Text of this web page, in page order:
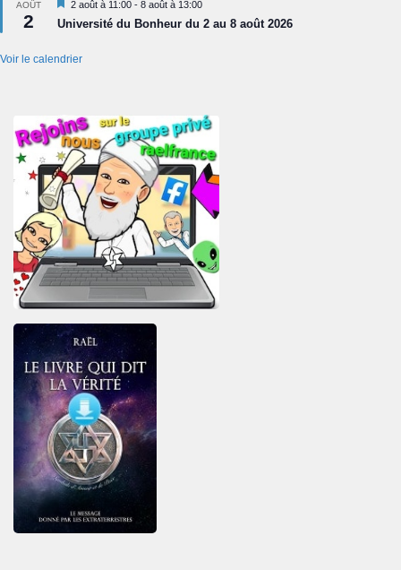
AOÛT
2
Mis
en
avant
2 août à 11:00 - 8 août à 13:00
Université du Bonheur du 2 au 8 août 2026
Voir le calendrier